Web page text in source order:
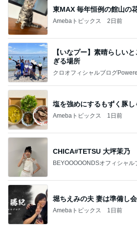
【いなプー】素晴らしいと
ぎる場所
クロオフィシャルブログ
塩を強めにするもずく豚し
CHICA#TETSU 大坪茉乃
BEYOOOOONDSオフィシャル
堀ちえみの夫 妻は準備し会
Amebaトピックス 1日前
どの口が言えるの？
最後の悪あがき 1日前